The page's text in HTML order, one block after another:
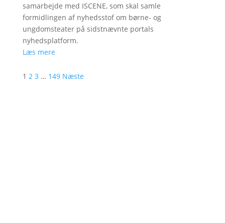
samarbejde med ISCENE, som skal samle
formidlingen af nyhedsstof om børne- og
ungdomsteater på sidstnævnte portals
nyhedsplatform.
Læs mere
1 2 3 … 149 Næste